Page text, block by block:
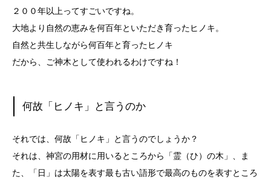
２００年以上ってすごいですね。
大地より自然の恵みを何百年といただき育ったヒノキ。
自然と共生しながら何百年と育ったヒノキ
だから、ご神木として使われるわけですね！
何故「ヒノキ」と言うのか
それでは、何故「ヒノキ」と言うのでしょうか？
それは、神宮の用材に用いるところから「霊（ひ）の木」、ま
た、「日」は太陽を表す最も古い語形で最高のものを表すところ